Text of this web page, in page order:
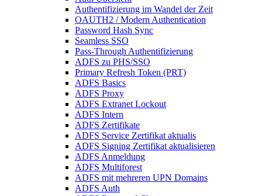
Authentifizierung im Wandel der Zeit
OAUTH2 / Modern Authentication
Password Hash Sync
Seamless SSO
Pass-Through Authentifizierung
ADFS zu PHS/SSO
Primary Refresh Token (PRT)
ADFS Basics
ADFS Proxy
ADFS Extranet Lockout
ADFS Intern
ADFS Zertifikate
ADFS Service Zertifikat aktualis
ADFS Signing Zertifikat aktualisieren
ADFS Anmeldung
ADFS Multiforest
ADFS mit mehreren UPN Domains
ADFS Auth